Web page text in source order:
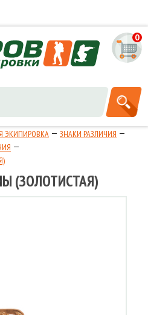
0
ЭКИПИРОВКА
ЗНАКИ РАЗЛИЧИЯ
(ЗОЛОТИСТАЯ)